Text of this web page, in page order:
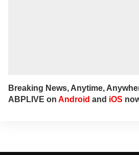
Breaking News, Anytime,
ABPLIVE on Android and iOS